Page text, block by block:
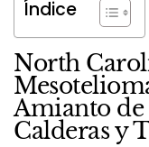
Índice
North
Amianto de
Calderas y